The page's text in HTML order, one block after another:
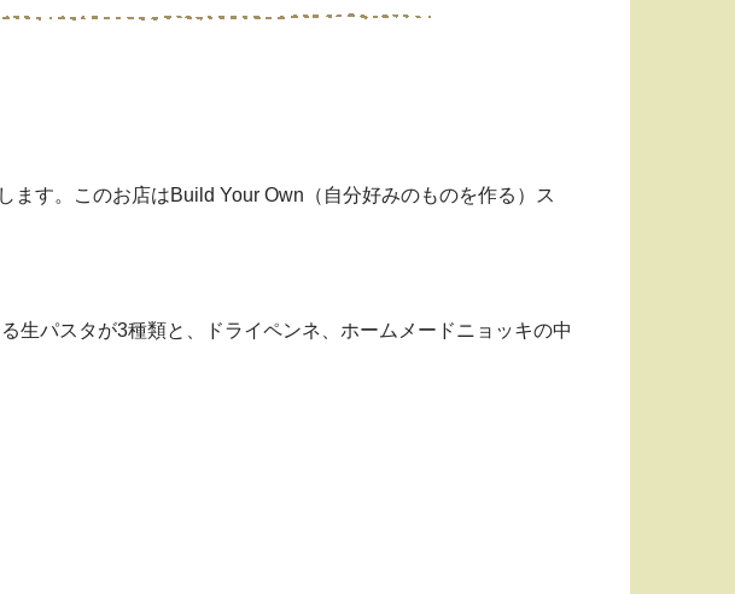
す。このお店はBuild Your Own（自分好みのものを作る）ス
生パスタが3種類と、ドライペンネ、ホームメードニョッキの中